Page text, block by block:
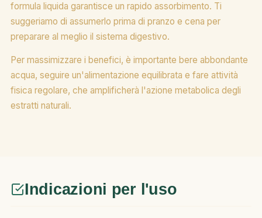
formula liquida garantisce un rapido assorbimento. Ti
suggeriamo di assumerlo prima di pranzo e cena per
preparare al meglio il sistema digestivo.
Per massimizzare i benefici, è importante bere abbondante
acqua, seguire un'alimentazione equilibrata e fare attività
fisica regolare, che amplificherà l'azione metabolica degli
estratti naturali.
Indicazioni per l'uso